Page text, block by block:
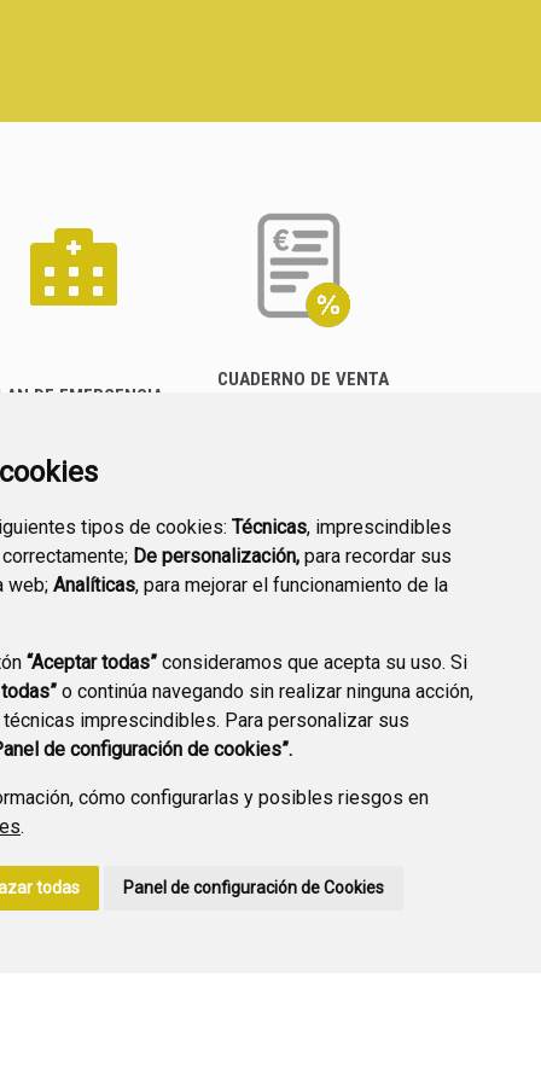
tipos de cookies: Técnicas, imprescindibles
De personalización, para recordar sus
web; Analíticas, para mejorar el funcionamiento de la
“Aceptar todas” consideramos que acepta su uso. Si
o continúa navegando sin realizar ninguna acción,
imprescindibles. Para personalizar sus
de configuración de cookies”.
cómo configurarlas y posibles riesgos en
.
todas Panel de configuración de Cookies
DE EMERGENCIA
CUADERNO DE VENTA
PREGUNTAS
FRECUENTES
PLAN DE ACCIÓN LOCAL
2030